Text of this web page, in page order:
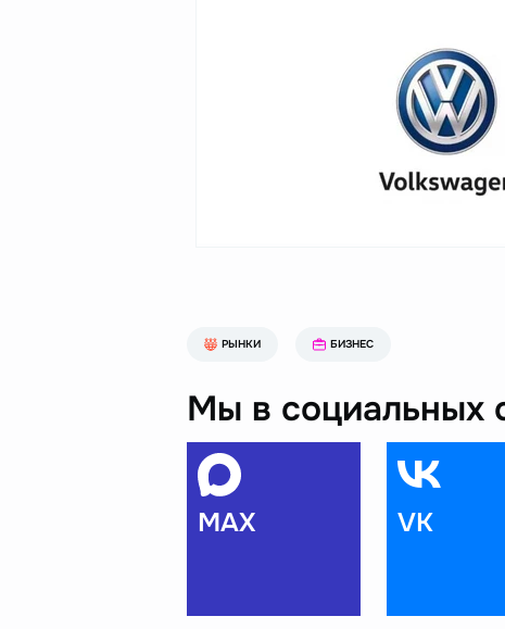
РЫНКИ БИЗНЕС
Мы в социальных
MAX VK